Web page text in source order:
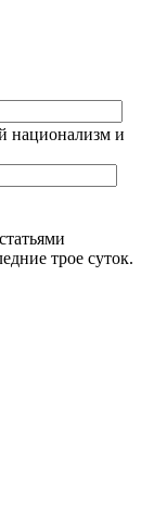
национализм и
трое суток.